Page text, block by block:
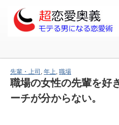
先輩・上司 , 年上, 職場
職場の女性の先輩を好
ーチが分からない。